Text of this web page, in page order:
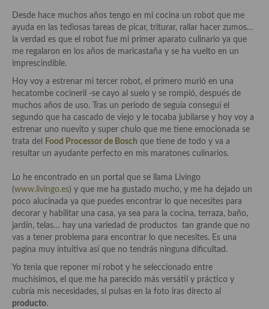
Especias, hierbas, condimentos, espesantes y aditivos
Historia de la gastronomía, platos celebres, cocineros, críticos,
historias culinarias y otras cosas
Origen y evolución de la comida
Protocolo y buenas maneras.
Ocio – restaurantes, bares, tabernas
Viajes eno-gastro-turísticos
En El Candelero
Las opiniones de la «Cocinera»
Prensa
Recetas
Acompañamientos
Airfryer recetas
Desde hace muchos años tengo en mi cocina un robot que me
ayuda en las tediosas tareas de picar, triturar, rallar hacer zumos…
la verdad es que el robot fue mi primer aparato culinario ya que
me regalaron en los años de maricastaña y se ha vuelto en un
imprescindible.
Hoy voy a estrenar mi tercer robot, el primero murió en una
hecatombe cocineril -se cayo al suelo y se rompió, después de
muchos años de uso. Tras un periodo de seguía conseguí el
segundo que ha cascado de viejo y le tocaba jubilarse y hoy voy a
estrenar uno nuevito y super chulo que me tiene emocionada se
trata del
Food Processor de Bosch que tiene de todo y va a
resultar un ayudante perfecto en mis maratones culinarios.
Lo he encontrado en un portal que se llama Livingo
(www.livingo.es) y que me ha gustado mucho, y me ha dejado un
poco alucinada ya que puedes encontrar lo que necesites para
decorar y habilitar una casa, ya sea para la cocina, terraza, baño,
jardín, telas… hay una variedad de productos tan grande que no
vas a tener problema para encontrar lo que necesites. Es una
pagina muy intuitiva así que no tendrás ninguna dificultad.
Yo tenia que reponer mi robot y he seleccionado entre
muchísimos, el que me ha parecido más versátil y práctico y
cubría mis necesidades, si pulsas en la foto iras directo al
producto.